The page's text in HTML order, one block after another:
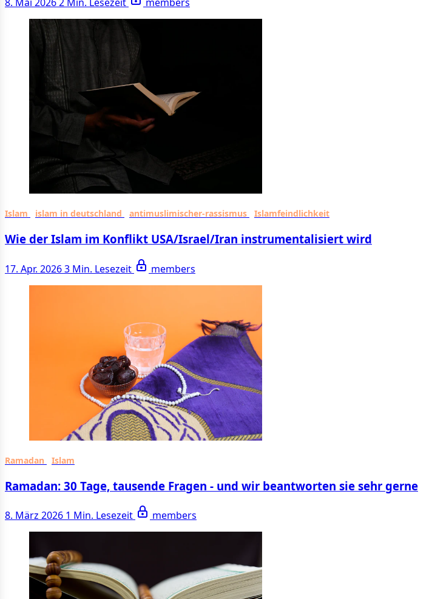
Islam islam in deutschland antimuslimischer-rassismus Islamfeindlichkeit
Wie der Islam im Konflikt USA/Israel/Iran instrumentalisiert wird
17. Apr. 20263 Min. Lesezeit members
Ramadan Islam
Ramadan: 30 Tage, tausende Fragen - und wir beantworten sie sehr gerne
8. März 2026 1 Min. Lesezeit members